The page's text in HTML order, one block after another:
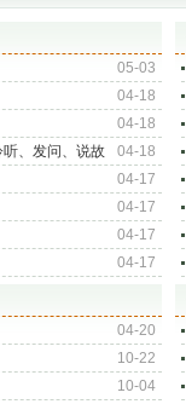
05-03
04-18
04-18
04-18
、发问、说故
04-17
04-17
04-17
04-17
04-20
10-22
10-04